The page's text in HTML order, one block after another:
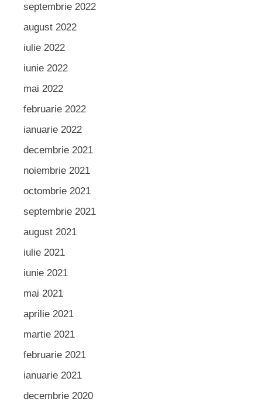
septembrie 2022
august 2022
iulie 2022
iunie 2022
mai 2022
februarie 2022
ianuarie 2022
decembrie 2021
noiembrie 2021
octombrie 2021
septembrie 2021
august 2021
iulie 2021
iunie 2021
mai 2021
aprilie 2021
martie 2021
februarie 2021
ianuarie 2021
decembrie 2020